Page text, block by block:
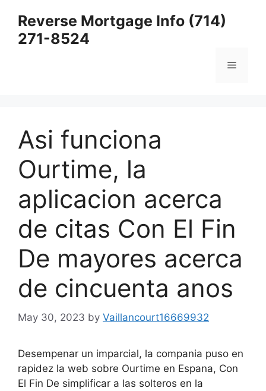
content
Reverse Mortgage Info (714)
271-8524
Menu
Asi funciona
Ourtime, la
aplicacion acerca
de citas Con El Fin
De mayores acerca
de cincuenta anos
May 30, 2023 by Vaillancourt16669932
Desempenar un imparcial, la compania puso en
rapidez la web sobre Ourtime en Espana, Con
El Fin De simplificar a las solteros en la